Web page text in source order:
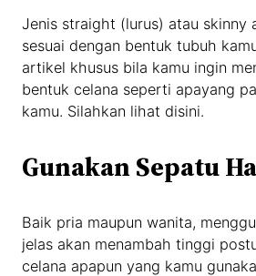
Jenis straight (lurus) atau skinny
sesuai dengan bentuk tubuh
artikel khusus bila kamu ingin
bentuk celana seperti apayang
kamu. Silahkan lihat disini.
Gunakan Sepatu
Baik pria maupun wanita,
jelas akan menambah tinggi
celana apapun yang kamu